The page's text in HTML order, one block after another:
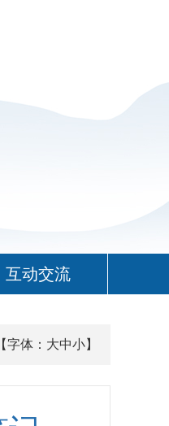
互动交流
【字体： 大中小】